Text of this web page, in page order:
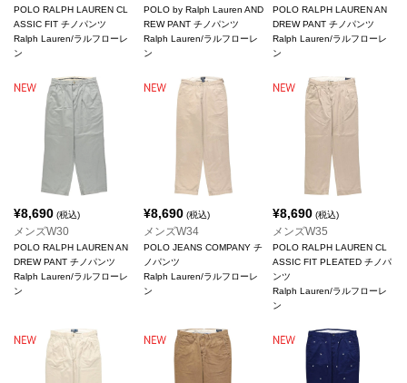
POLO RALPH LAUREN CL
ASSIC FIT チノパンツ
Ralph Lauren/ラルフローレ
ン
POLO by Ralph Lauren AND
REW PANT チノパンツ
Ralph Lauren/ラルフローレ
ン
POLO RALPH LAUREN AN
DREW PANT チノパンツ
Ralph Lauren/ラルフローレ
ン
¥8,690 (税込)
メンズW30
POLO RALPH LAUREN AN
DREW PANT チノパンツ
Ralph Lauren/ラルフローレ
ン
¥8,690(税込)
メンズW34
POLO JEANS COMPANY チ
ノパンツ
Ralph Lauren/ラルフローレ
ン
¥8,690 (税込)
メンズW35
POLO RALPH LAUREN CL
ASSIC FIT PLEATED チノパ
ンツ
Ralph Lauren/ラルフローレ
ン